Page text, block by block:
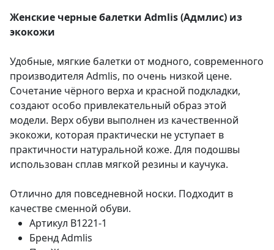
Женские черные балетки Admlis (Адмлис) из
экокожи
Удобные, мягкие балетки от модного, современного
производителя Admlis, по очень низкой цене.
Сочетание чёрного верха и красной подкладки,
создают особо привлекательный образ этой
модели. Верх обуви выполнен из качественной
экокожи, которая практически не уступает в
практичности натуральной коже. Для подошвы
использован сплав мягкой резины и каучука.
Отлично для повседневной носки. Подходит в
качестве сменной обуви.
Артикул B1221-1
БрендAdmlis